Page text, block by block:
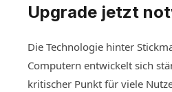
Upgrade jetzt
Die Technologie hinter
Computern entwickelt sich
kritischer Punkt für viele